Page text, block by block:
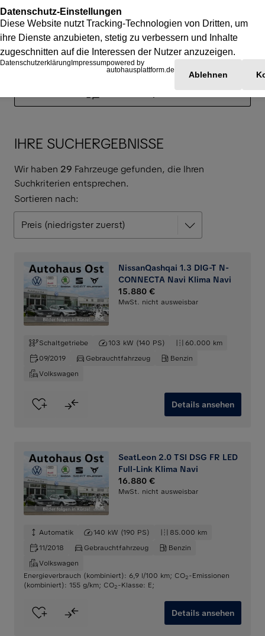
Suchfilter anpassen
IHRE SUCHERGEBNISSE
Wir haben 29 Fahrzeuge gefunden, die Ihren
Suchkriterien entsprechen.
Sortieren nach:
NissanQashqai 1.3 DIG-T N-
CONNECTA Navi Klima Navi
15.880 €
MwSt. nicht ausweisbar
Schaltgetriebe 103 kW (140 PS)
60.000 km
09/2019
Gebrauchtfahrzeug
Benzin
Volkswagen
Details ansehen
SeatLeon 2.0 TSI DSG FR LED
Full-Link Klima Navi
16.880 €
MwSt. nicht ausweisbar
Automatik 140 kW (190 PS)
85.000 km
11/2018
Gebrauchtfahrzeug
Benzin
Volkswagen
Energieverbrauch (kombiniert): 6,9 l/100 km; CO2-Emissionen
(kombiniert): 155 g/km; CO2-Klasse: E;
Details ansehen